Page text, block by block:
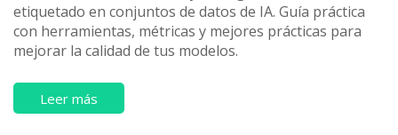
etiquetado en conjuntos de datos de IA. Guía práctica
con herramientas, métricas y mejores prácticas para
mejorar la calidad de tus modelos.
Leer más